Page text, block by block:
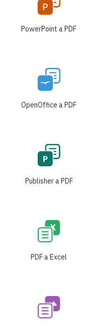
PowerPoint a PDF
OpenOffice a PDF
Publisher a PDF
PDF a Excel